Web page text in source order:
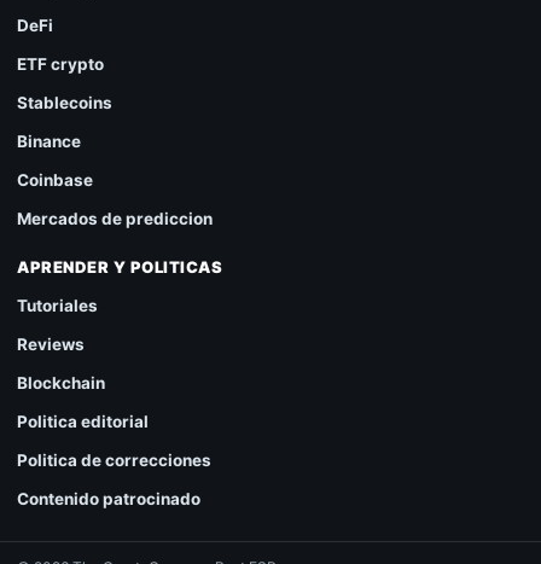
DeFi
ETF crypto
Stablecoins
Binance
Coinbase
Mercados de prediccion
APRENDER Y POLITICAS
Tutoriales
Reviews
Blockchain
Politica editorial
Politica de correcciones
Contenido patrocinado